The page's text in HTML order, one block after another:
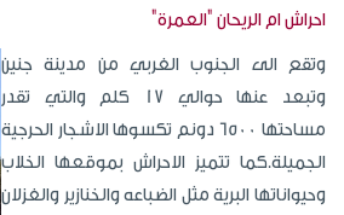
احراش ام الريحان "العمرة"
وتقع الى الجنوب الغربي من مدينة جنين
وتبعد عنها حوالي 17 كلم والتي تقدر
مساحتها 6500 دونم تكسوها الاشجار الحرجية
الجميلة.كما تتميز الاحراش بموقعها الخلاب
وحيواناتها البرية مثل الضباعه والخنازير والغزلان